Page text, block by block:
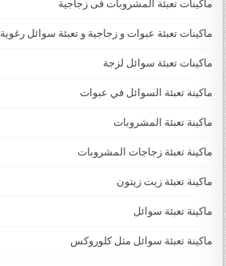
ماكينات تعبئة المشروبات فى زجاجية
ماكينات تعبئة عبوات و زجاجية و تعبئة سوائل رغوية
ماكينات تعبئة سوائل لزجة
‏‏‏ماكينة تعبئة السوائل في عبوات
ماكينة تعبئة المشروبات
ماكينة تعبئة زجاجات المشروبات
ماكينة تعبئة زيت زيتون
ماكينة تعبئة سوائل
ماكينة تعبئة سوائل مثل كلوروكس